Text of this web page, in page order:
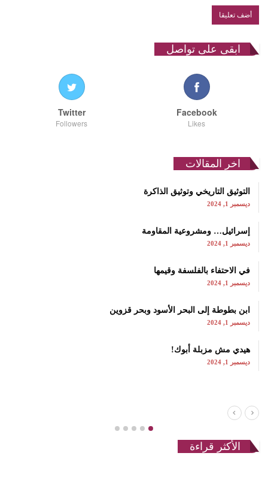
ابقى على تواصل
Facebook
Likes
Twitter
Followers
اخر المقالات
التوثيق التاريخي وتوثيق الذاكرة
ديسمبر 1, 2024
إسرائيل… ومشروعية المقاومة
ديسمبر 1, 2024
في الاحتفاء بالفلسفة وقيمها
ديسمبر 1, 2024
ابن بطوطة إلى البحر الأسود وبحر قزوين
ديسمبر 1, 2024
هيدي مش مزبلة أبوك!
ديسمبر 1, 2024
الأكثر قراءة